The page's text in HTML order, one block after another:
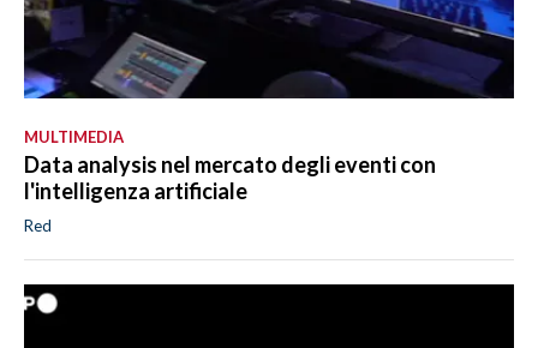
MULTIMEDIA
Data analysis nel mercato degli eventi con
l'intelligenza artificiale
Red